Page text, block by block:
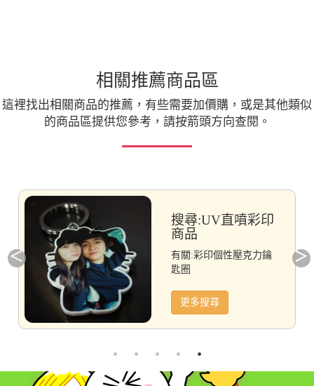
相關推薦商品區
這裡找出相關商品的推薦，有些需要加價購，或是其他類似
的商品區提供您參考，請按箭頭方向查閱。
搜尋:UV直噴彩印
商品
有關:彩印個性壓克力鑰
匙圈
更多搜尋